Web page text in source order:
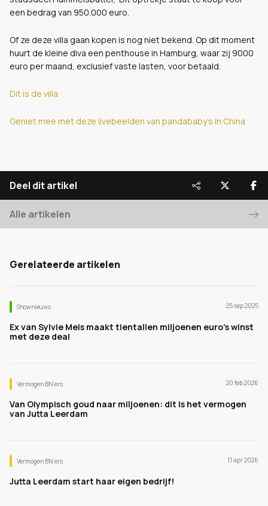
een bedrag van 950.000 euro.
Of ze deze villa gaan kopen is nog niet bekend. Op dit moment
huurt de kleine diva een penthouse in Hamburg, waar zij 9000
euro per maand, exclusief vaste lasten, voor betaald.
Dit is de villa
Geniet mee met deze livebeelden van pandababy's in China
Deel dit artikel
Alle artikelen
Gerelateerde artikelen
Shownieuws 25 sep 2025
Ex van Sylvie Meis maakt tientallen miljoenen euro’s winst
met deze deal
Vermogen BN’ers 20 feb 2026
Van Olympisch goud naar miljoenen: dit is het vermogen
van Jutta Leerdam
Vermogen BN’ers 11 apr 2026
Jutta Leerdam start haar eigen bedrijf!